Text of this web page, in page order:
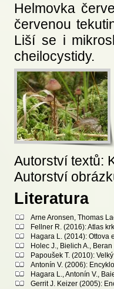
Helmovka
červenou
Liší se i
cheilocystidy.
Autorství textů:
Autorství
Literatura
Arne Aronsen, Thomas
Fellner R. (2016): Atlas
Hagara L. (2014): Ottova
Holec J., Bielich A.,
Papoušek T. (2010):
Antonín V. (2006):
Hagara L., Antonín V.,
Gerrit J. Keizer (2005):